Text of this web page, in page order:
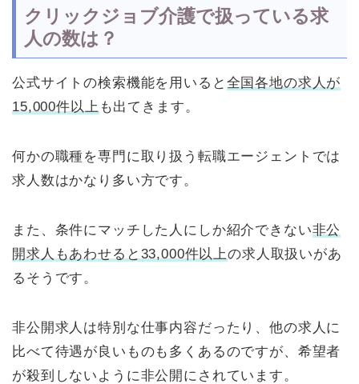
クリックジョブ介護で扱っている求
人の数は？
公式サイトの検索機能を用いると 全国各地の求人が
15,000件以上 も出てきます。
何かの職種を専門に取り扱う転職エージェントでは
求人数はかなり多い方です。
また、条件にマッチした人にしか紹介できない非公
開求人もあわせると33,000件以上の求人取扱いがあ
るそうです。
非公開求人は特別な仕事内容だったり、他の求人に
比べて待遇が良いものも多くあるのですが、希望者
が殺到しないように非公開にされています。